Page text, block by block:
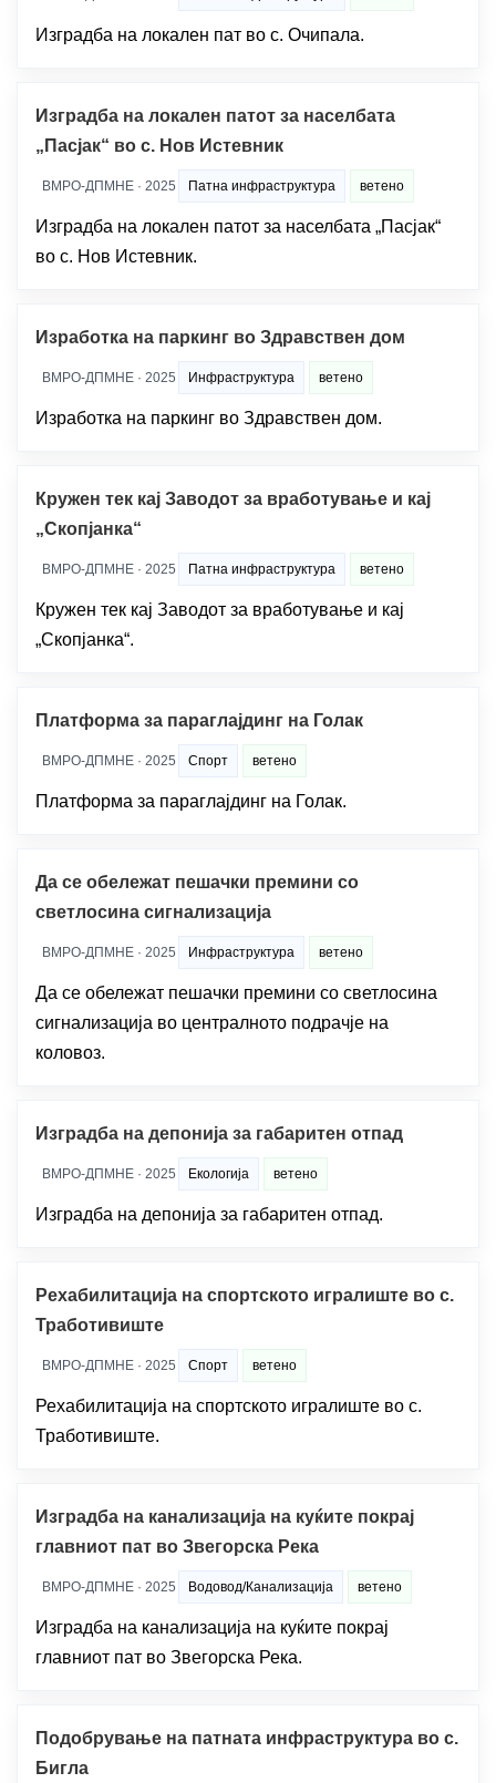
Изградба на локален пат во с. Очипала.
Изградба на локален патот за населбата
„Пасјак“ во с. Нов Истевник
ВМРО-ДПМНЕ · 2025 Патна инфраструктура ветено
Изградба на локален патот за населбата „Пасјак“
во с. Нов Истевник.
Изработка на паркинг во Здравствен дом
ВМРО-ДПМНЕ · 2025 Инфраструктура ветено
Изработка на паркинг во Здравствен дом.
Кружен тек кај Заводот за вработување и кај
„Скопјанка“
ВМРО-ДПМНЕ · 2025 Патна инфраструктура ветено
Кружен тек кај Заводот за вработување и кај
„Скопјанка“.
Платформа за параглајдинг на Голак
ВМРО-ДПМНЕ · 2025 Спорт ветено
Платформа за параглајдинг на Голак.
Да се обележат пешачки премини со
светлосина сигнализација
ВМРО-ДПМНЕ · 2025 Инфраструктура ветено
Да се обележат пешачки премини со светлосина
сигнализација во централното подрачје на
коловоз.
Изградба на депонија за габаритен отпад
ВМРО-ДПМНЕ · 2025 Екологија ветено
Изградба на депонија за габаритен отпад.
Рехабилитација на спортското игралиште во с.
Тработивиште
ВМРО-ДПМНЕ · 2025 Спорт ветено
Рехабилитација на спортското игралиште во с.
Тработивиште.
Изградба на канализација на куќите покрај
главниот пат во Звегорска Река
ВМРО-ДПМНЕ · 2025 Водовод/Канализација ветено
Изградба на канализација на куќите покрај
главниот пат во Звегорска Река.
Подобрување на патната инфраструктура во с.
Бигла